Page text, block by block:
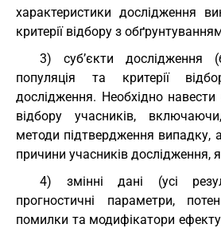
характеристики дослідження
критерії відбору з
3) суб’єкти дослідження
популяція та критерії
дослідження. Необхідно
відбору учасників,
методи підтвердження випадку,
причини учасників дослідження,
4) змінні дані (усі
прогностичні параметри,
помилки та модифікатори